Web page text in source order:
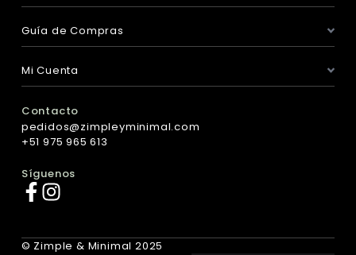
Guía de Compras
Mi Cuenta
Contacto
pedidos@zimpleyminimal.com
+51 975 965 613
Síguenos
© Zimple & Minimal 2025